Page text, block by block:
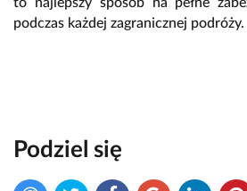
podczas każdej zagranicznej podróży.
Podziel się